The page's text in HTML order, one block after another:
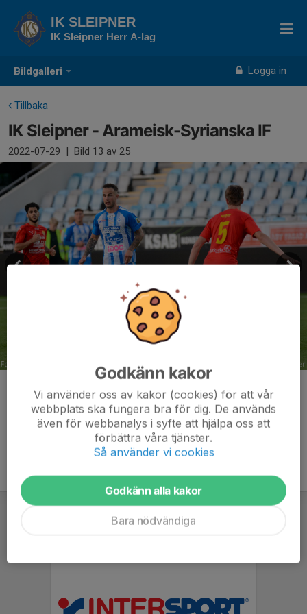
Bildgalleri Logga in
IK SLEIPNER
IK Sleipner Herr A-lag
Tillbaka
IK Sleipner - Arameisk-Syrianska IF
2022-07-29 | Bild 13 av 25
Kommentarer
Godkänn kakor
Vi använder oss av kakor (cookies) för att vår
webbplats ska fungera bra för dig. De används
även för webbanalys i syfte att hjälpa oss att
förbättra våra tjänster.
Så använder vi cookies
Godkänn alla kakor
Bara nödvändiga